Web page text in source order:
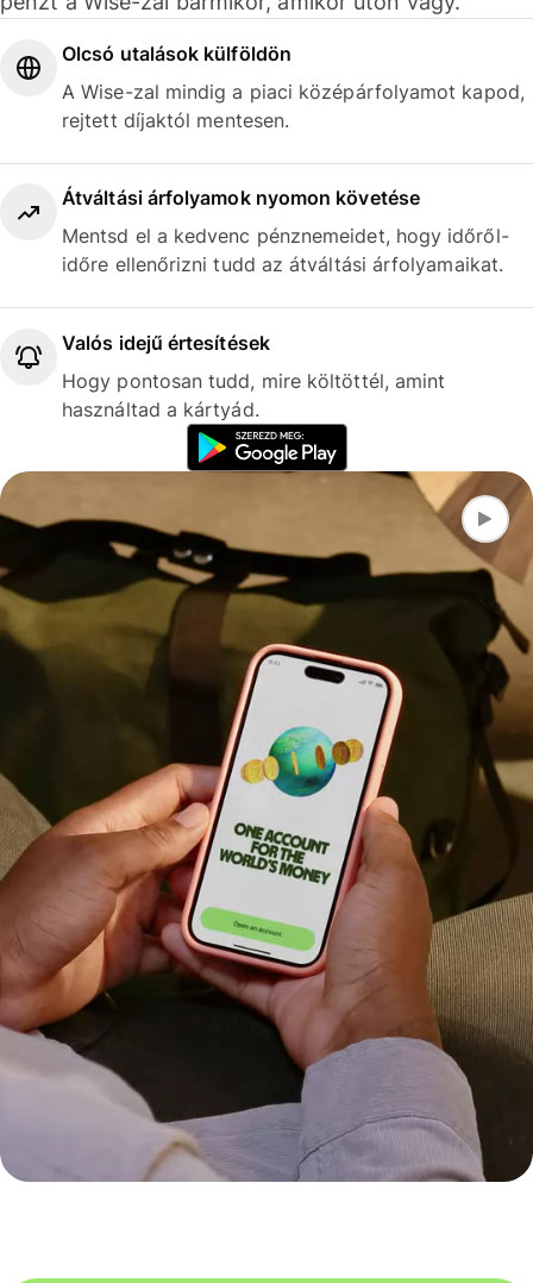
Olcsó utalások külföldön
A Wise-zal mindig a piaci középárfolyamot kapod,
rejtett díjaktól mentesen.
Átváltási árfolyamok nyomon követése
Mentsd el a kedvenc pénznemeidet, hogy időről-
időre ellenőrizni tudd az átváltási árfolyamaikat.
Valós idejű értesítések
Hogy pontosan tudd, mire költöttél, amint
használtad a kártyád.